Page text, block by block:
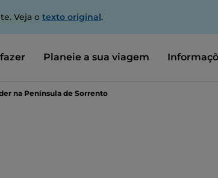
Veja o texto original.
Planeie a sua viagem
na Península de Sorrento